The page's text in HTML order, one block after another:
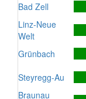
Bad Zell
Linz-Neue
Welt
Grünbach
Steyregg-Au
Braunau